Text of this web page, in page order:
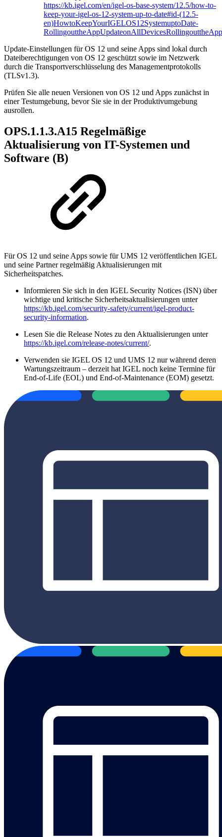
https://kb.igel.com/en/igel-os-base-system/12.5/how-to-
keep-your-igel-os-12-system-up-to-date#id-(12.5-
en)HowtoKeepYourIGELOS12SystemuptoDate-
Update-Einstellungen für OS 12 und seine Apps sind lokal durch
Dateiberechtigungen von OS 12 geschützt sowie im Netzwerk
durch die Transportverschlüsselung des Managementprotokolls
(TLSv1.3).
Prüfen Sie alle neuen Versionen von OS 12 und Apps zunächst in
einer Testumgebung, bevor Sie sie in der Produktivumgebung
ausrollen.
OPS.1.1.3.A15 Regelmäßige
Aktualisierung von IT-Systemen und
Software (B)
Für OS 12 und seine Apps sowie für UMS 12 veröffentlichen IGEL
und seine Partner regelmäßig Aktualisierungen mit
Sicherheitspatches.
Informieren Sie sich in den IGEL Security Notices (ISN) über
wichtige und kritische Sicherheitsaktualisierungen unter
https://kb.igel.com/security-safety/current/igel-product-
security-information.
Lesen Sie die Release Notes zu den Aktualisierungen unter
https://kb.igel.com/release-notes/current/.
Verwenden sie IGEL OS 12 und UMS 12 nur während deren
Wartungszeitraum – derzeit hat IGEL noch keine Termine für
End-of-Life (EOL) und End-of-Maintenance (EOM) gesetzt.